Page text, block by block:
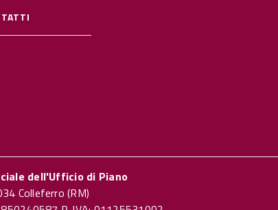
dell'Ufficio di Piano
Colleferro (RM)